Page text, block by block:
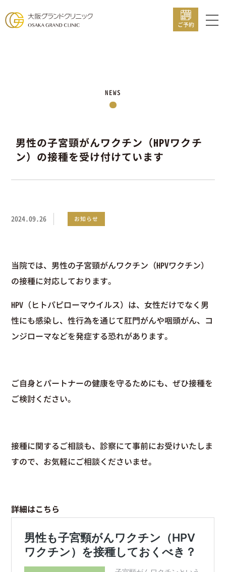
ご予約
男性の子宮頸がんワクチン（HPVワクチ
ン）の接種を受け付けています
NEWS
2024.09.26 お知らせ
当院では、男性の子宮頸がんワクチン（HPVワクチン）
の接種に対応しております。
HPV（ヒトパピローマウイルス）は、女性だけでなく男
性にも感染し、性行為を通じて肛門がんや咽頭がん、コ
ンジローマなどを発症する恐れがあります。
ご自身とパートナーの健康を守るためにも、ぜひ接種を
ご検討ください。
接種に関するご相談も、診察にて事前にお受けいたしま
すので、お気軽にご相談くださいませ。
詳細はこちら